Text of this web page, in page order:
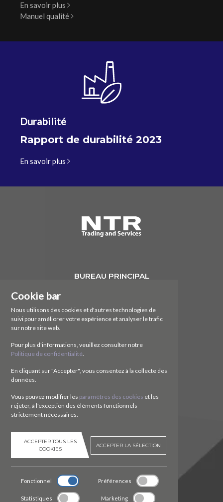
En savoir plus
Manuel qualité
Durabilité
Rapport de durabilité 2023
En savoir plus
BUREAU PRINCIPAL
6828 Balerna (TI)
Svizzera
CONTACTEZ
E.ntr@ntr-attmec.ch
Cookie bar
Nous utilisons des cookies et d'autres technologies de
suivi pour améliorer votre expérience et analyser le trafic
sur notre site web.
Pour plus d'informations, veuillez consulter notre
Politique de confidentialité.
En cliquant sur "Accepter", vous consentez à la collecte des
données.
Vous pouvez modifier les paramètres des cookies et les
rejeter, à l'exception des éléments fonctionnels
strictement nécessaires.
ACCEPTER TOUS LES
COOKIES
ACCEPTER LA SÉLECTION
Fonctionnel Préférences
Statistiques Marketing